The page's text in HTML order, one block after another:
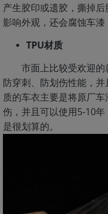
产生胶印或遗胶，撕掉
影响外观，还会腐蚀车漆
TPU材质
市面上比较受欢迎的
防穿刺、防划伤性能，
质的车衣主要是将原厂
伤，并且可以使用5-10
是很划算的。